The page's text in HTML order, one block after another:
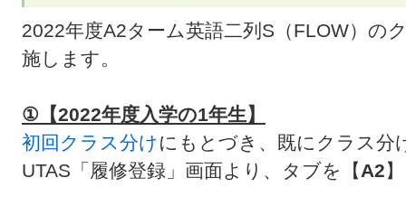
2022年度A2ターム英語二列S（FLOW）の
施します。
①【2022年度入学の1年生】
初回クラス分けにもとづき、既にクラス分
UTAS「履修登録」画面より、タブを【A2